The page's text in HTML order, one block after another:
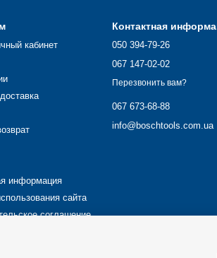
кабинет
информация
сайта
соглашение
Контактная
050 394-79-26
067 147-02-02
Перезвонить вам?
067 673-68-88
info@boschtools.com.ua